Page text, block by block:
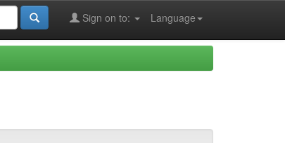
Language
Sign on to: